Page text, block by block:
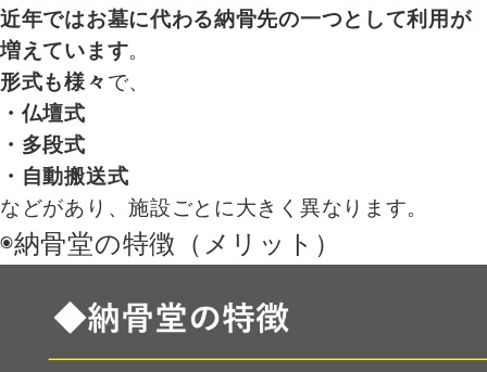
近年ではお墓に代わる納骨先の一つとして利用が
増えています。
形式も様々 で、
・仏壇式
・多段式
・自動搬送式
などがあり、施設ごとに大きく異なります。
◉納骨堂の特徴（メリット）